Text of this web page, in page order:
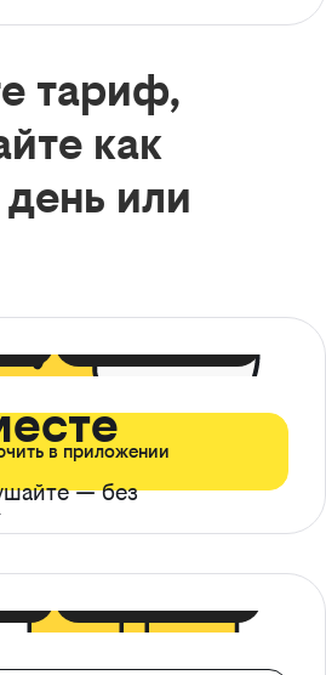
тариф,
как
или
— без
в приложении